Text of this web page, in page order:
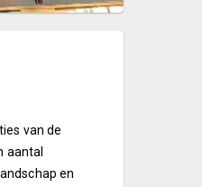
van de
aantal
en